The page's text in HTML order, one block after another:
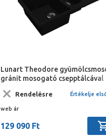
Lunart Theodore
gránit mosogató csepptálcával
Rendelésre Értékelje
web ár
129 090 Ft